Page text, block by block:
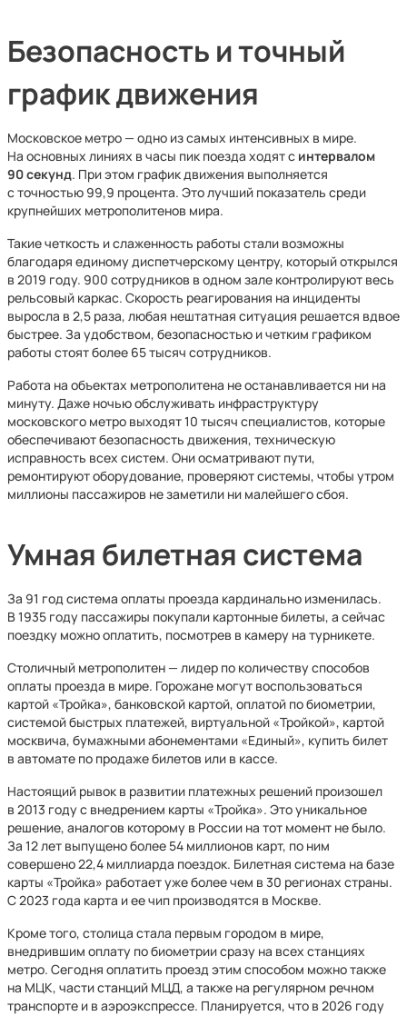
Безопасность и точный
график движения
Московское метро — одно из самых интенсивных в мире.
На основных линиях в часы пик поезда ходят с интервалом
90 секунд. При этом график движения выполняется
с точностью 99,9 процента. Это лучший показатель среди
крупнейших метрополитенов мира.
Такие четкость и слаженность работы стали возможны
благодаря единому диспетчерскому центру, который открылся
в 2019 году. 900 сотрудников в одном зале контролируют весь
рельсовый каркас. Скорость реагирования на инциденты
выросла в 2,5 раза, любая нештатная ситуация решается вдвое
быстрее. За удобством, безопасностью и четким графиком
работы стоят более 65 тысяч сотрудников.
Работа на объектах метрополитена не останавливается ни на
минуту. Даже ночью обслуживать инфраструктуру
московского метро выходят 10 тысяч специалистов, которые
обеспечивают безопасность движения, техническую
исправность всех систем. Они осматривают пути,
ремонтируют оборудование, проверяют системы, чтобы утром
миллионы пассажиров не заметили ни малейшего сбоя.
Умная билетная система
За 91 год система оплаты проезда кардинально изменилась.
В 1935 году пассажиры покупали картонные билеты, а сейчас
поездку можно оплатить, посмотрев в камеру на турникете.
Столичный метрополитен — лидер по количеству способов
оплаты проезда в мире. Горожане могут воспользоваться
картой «Тройка», банковской картой, оплатой по биометрии,
системой быстрых платежей, виртуальной «Тройкой», картой
москвича, бумажными абонементами «Единый», купить билет
в автомате по продаже билетов или в кассе.
Настоящий рывок в развитии платежных решений произошел
в 2013 году с внедрением карты «Тройка». Это уникальное
решение, аналогов которому в России на тот момент не было.
За 12 лет выпущено более 54 миллионов карт, по ним
совершено 22,4 миллиарда поездок. Билетная система на базе
карты «Тройка» работает уже более чем в 30 регионах страны.
С 2023 года карта и ее чип производятся в Москве.
Кроме того, столица стала первым городом в мире,
внедрившим оплату по биометрии сразу на всех станциях
метро. Сегодня оплатить проезд этим способом можно также
на МЦК, части станций МЦД, а также на регулярном речном
транспорте и в аэроэкспрессе. Планируется, что в 2026 году